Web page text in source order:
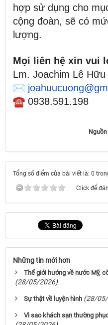
hợp sử dụng cho
cộng đoàn, sẽ có
lượng.
Mọi liên hệ xin vui
Lm. Joachim Lê
0938.591.198
Tổng số điểm của bài viết là: 0
Click để
Những tin mới hơn
Thế giới hướng về nước Mỹ,
(28/05/2026)
Sự thật về luyện hình (28/
Vì sao khách sạn thường